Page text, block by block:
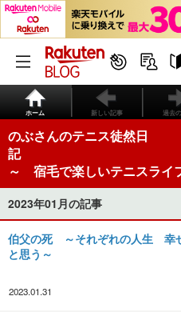
ホーム 新しい記事 過去
のぶさんのテニス徒然日
～ 宿毛で楽しいテニスラ
2023年01月の記事
伯父の死 ～それぞれの人生 幸
と思う～
2023.01.31